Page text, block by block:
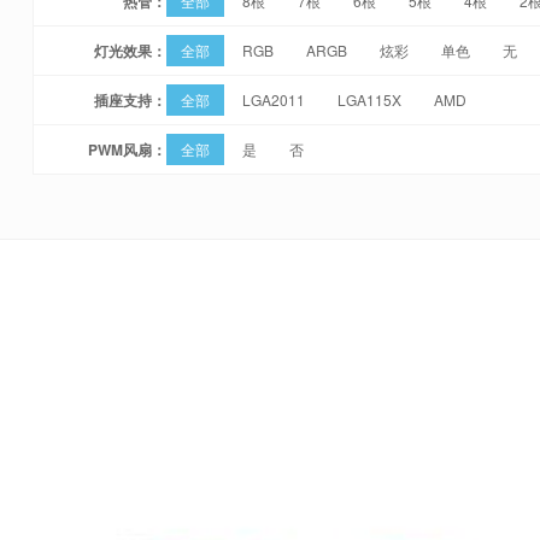
灯光效果： 全部 RGB ARGB 炫彩 单色 无
插座支持： 全部 LGA2011 LGA115X AMD
PWM风扇： 全部 是 否